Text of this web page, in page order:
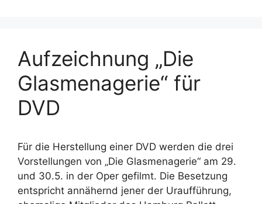
Aufzeichnung „Die
Glasmenagerie“ für
DVD
Für die Herstellung einer DVD werden die drei
Vorstellungen von „Die Glasmenagerie“ am 29.
und 30.5. in der Oper gefilmt. Die Besetzung
entspricht annähernd jener der Uraufführung,